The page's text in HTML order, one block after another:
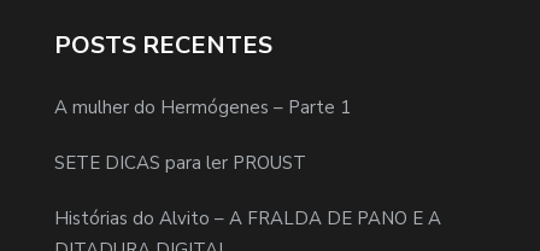
POSTS RECENTES
A mulher do Hermógenes – Parte 1
SETE DICAS para ler PROUST
Histórias do Alvito – A FRALDA DE PANO E A